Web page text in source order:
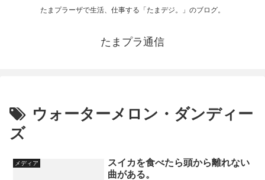
たまプラーザで生活、仕事する「たまデジ。」のブログ。
たまプラ通信
ウォーターメロン・ダンディー
ズ
メディア
スイカを食べたら頭から離れない
曲がある。